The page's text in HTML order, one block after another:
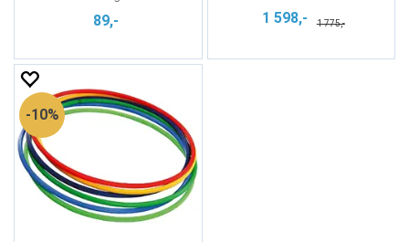
89,- 1 598,- 1 775,-
10%